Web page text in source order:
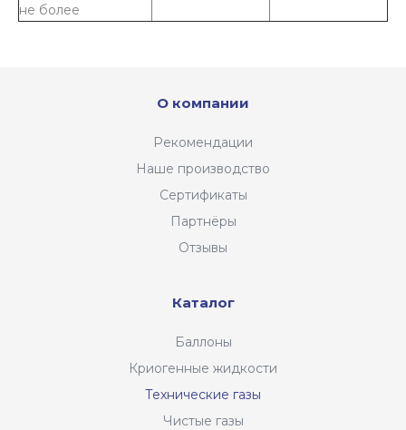
не более
О компании
Рекомендации
Наше производство
Сертификаты
Партнёры
Отзывы
Каталог
Баллоны
Криогенные жидкости
Технические газы
Чистые газы